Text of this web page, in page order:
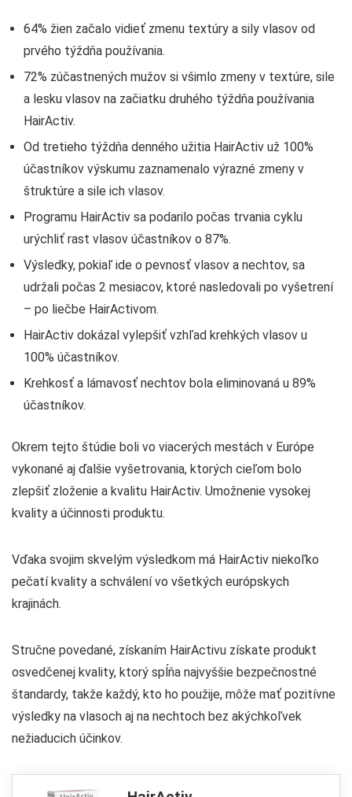
64% žien začalo vidieť zmenu textúry a sily vlasov od
prvého týždňa používania.
72% zúčastnených mužov si všimlo zmeny v textúre, sile
a lesku vlasov na začiatku druhého týždňa používania
HairActiv.
Od tretieho týždňa denného užitia HairActiv už 100%
účastníkov výskumu zaznamenalo výrazné zmeny v
štruktúre a sile ich vlasov.
Programu HairActiv sa podarilo počas trvania cyklu
urýchliť rast vlasov účastníkov o 87%.
Výsledky, pokiaľ ide o pevnosť vlasov a nechtov, sa
udržali počas 2 mesiacov, ktoré nasledovali po vyšetrení
– po liečbe HairActivom.
HairActiv dokázal vylepšiť vzhľad krehkých vlasov u
100% účastníkov.
Krehkosť a lámavosť nechtov bola eliminovaná u 89%
účastníkov.
Okrem tejto štúdie boli vo viacerých mestách v Európe
vykonané aj ďalšie vyšetrovania, ktorých cieľom bolo
zlepšiť zloženie a kvalitu HairActiv. Umožnenie vysokej
kvality a účinnosti produktu.
Vďaka svojim skvelým výsledkom má HairActiv niekoľko
pečatí kvality a schválení vo všetkých európskych
krajinách.
Stručne povedané, získaním HairActivu získate produkt
osvedčenej kvality, ktorý spĺňa najvyššie bezpečnostné
štandardy, takže každý, kto ho použije, môže mať pozitívne
výsledky na vlasoch aj na nechtoch bez akýchkoľvek
nežiaducich účinkov.